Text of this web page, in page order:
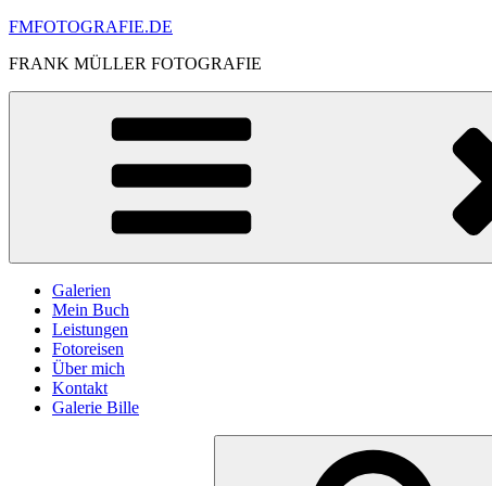
Skip
content
FMFOTOGRAFIE.DE
FRANK MÜLLER FOTOGRAFIE
Galerien
Mein Buch
Leistungen
Fotoreisen
Über mich
Kontakt
Galerie Bille